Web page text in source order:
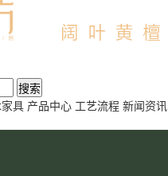
具 产品中心 工艺流程 新闻资讯